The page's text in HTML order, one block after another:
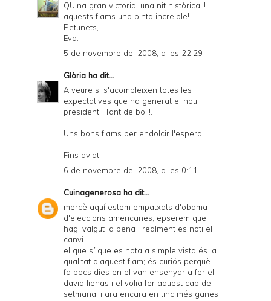
QUina gran victoria, una nit històrica!!! I
aquests flams una pinta increible!
Petunets,
Eva.
5 de novembre del 2008, a les 22:29
Glòria ha dit...
A veure si s'acompleixen totes les
expectatives que ha generat el nou
president!. Tant de bo!!!.
Uns bons flams per endolcir l'espera!.
Fins aviat
6 de novembre del 2008, a les 0:11
Cuinagenerosa ha dit...
mercè aquí estem empatxats d'obama i
d'eleccions americanes, epserem que
hagi valgut la pena i realment es noti el
canvi.
el que sí que es nota a simple vista és la
qualitat d'aquest flam; és curiós perquè
fa pocs dies en el van ensenyar a fer el
david lienas i el volia fer aquest cap de
setmana, i ara encara en tinc més ganes